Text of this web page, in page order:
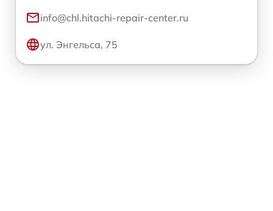
info@chl.hitachi-repair-center.ru
ул. Энгельса, 75